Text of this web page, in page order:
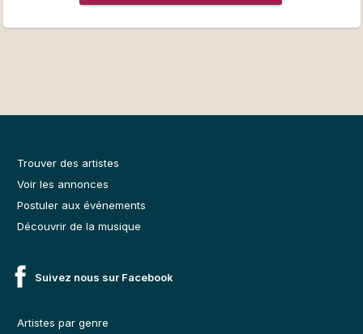
Trouver des artistes
Voir les annonces
Postuler aux événements
Découvrir de la musique
Suivez nous sur Facebook
Artistes par genre